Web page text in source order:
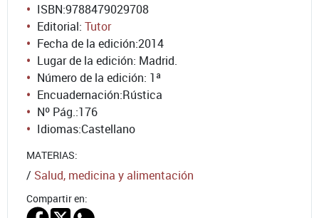
ISBN:9788479029708
Editorial: Tutor
Fecha de la edición:2014
Lugar de la edición: Madrid.
Número de la edición: 1ª
Encuadernación:Rústica
Nº Pág.:176
Idiomas:Castellano
MATERIAS:
/ Salud, medicina y alimentación
Compartir en: